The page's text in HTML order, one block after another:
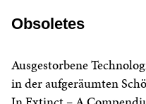
Obsoletes
Ausgestorbene
in der aufgeräumten